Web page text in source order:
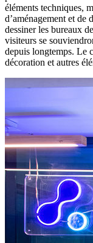
éléments techniques,
d’aménagement et de
dessiner les bureaux
visiteurs se
depuis longtemps. Le
décoration et autres